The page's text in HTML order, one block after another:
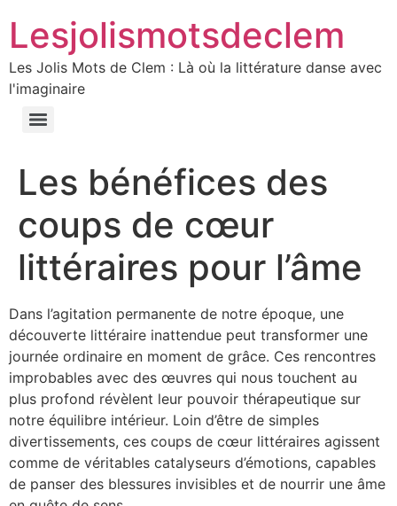
Lesjolismotsdeclem
Les Jolis Mots de Clem : Là où la littérature danse avec
l'imaginaire
Les bénéfices des
coups de cœur
littéraires pour l’âme
Dans l’agitation permanente de notre époque, une
découverte littéraire inattendue peut transformer une
journée ordinaire en moment de grâce. Ces rencontres
improbables avec des œuvres qui nous touchent au
plus profond révèlent leur pouvoir thérapeutique sur
notre équilibre intérieur. Loin d’être de simples
divertissements, ces coups de cœur littéraires agissent
comme de véritables catalyseurs d’émotions, capables
de panser des blessures invisibles et de nourrir une âme